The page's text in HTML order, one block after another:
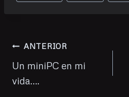
Navegación
de
entradas
ANTERIOR
Un miniPC en mi
vida….